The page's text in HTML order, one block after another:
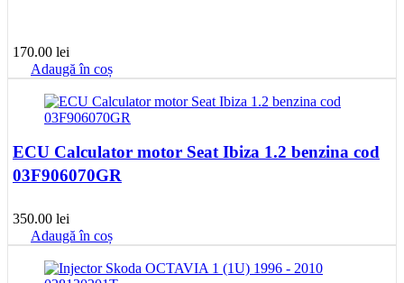
170.00 lei
Adaugă în coș
ECU Calculator motor Seat Ibiza 1.2 benzina cod
03F906070GR
350.00 lei
Adaugă în coș